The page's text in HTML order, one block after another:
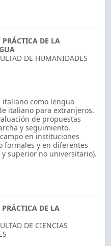
DE LA
DE HUMANIDADES
italiano como lengua
italiano para extranjeros.
de propuestas
y seguimiento.
en instituciones
formales y en diferentes
superior no universitario).
DE LA
DE CIENCIAS